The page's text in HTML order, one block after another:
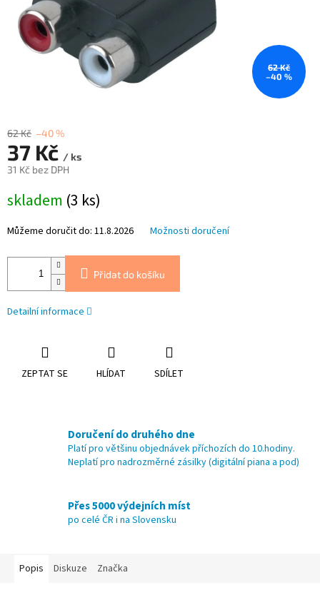
62 Kč
–40 %
62 Kč –40 %
37 Kč / ks
31 Kč bez DPH
cena:
skladem (3 ks)
Můžeme doručit do: 11.8.2026 Možnosti doručení
Přidat do košíku
Detailní informace
ZEPTAT SE HLÍDAT SDÍLET
Doručení do druhého dne
Platí pro většinu objednávek příchozích do 10.hodiny.
Neplatí pro nadrozměrné zásilky (digitální piana a pod)
Přes 5000 výdejních míst
po celé ČR i na Slovensku
Popis Diskuze Značka